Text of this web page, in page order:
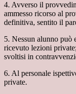
4. Avverso il
ammesso ricorso al
definitiva, sentito il
5. Nessun alunno può
ricevuto lezioni
svoltisi in
6. Al personale
private.